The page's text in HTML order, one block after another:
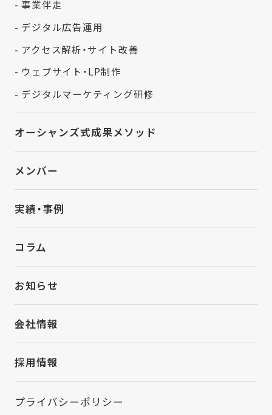
- 事業伴走
- デジタル広告運用
- アクセス解析・サイト改善
- ウェブサイト・LP制作
- デジタルマーケティング研修
オーシャンズ式成果メソッド
メンバー
実績・事例
コラム
お知らせ
会社情報
採用情報
プライバシーポリシー